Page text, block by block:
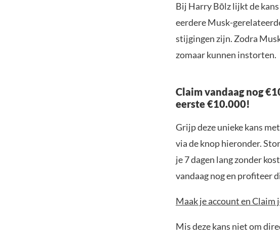
Bij Harry Bōlz lijkt de
eerdere Musk-
stijgingen zijn. Zodra
zomaar kunnen instorten.
Claim vandaag nog
eerste €10.000!
Grijp deze unieke kans
via de knop hieronder.
je 7 dagen lang zonder
vandaag nog en profiteer
Maak je account en Claim
Mis deze kans niet om